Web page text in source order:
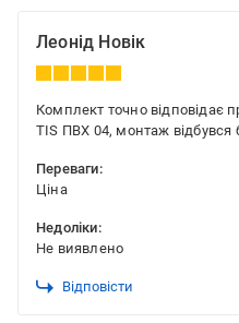
Леонід Новік
Комплект точно відповідає
TIS ПВХ 04, монтаж відбувся
Переваги:
Ціна
Недоліки:
Не виявлено
Відповісти